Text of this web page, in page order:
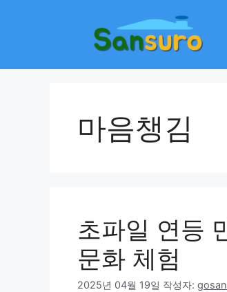
마음챙김
초파일 연등
문화 체험
2025년 04월 19일 작성자: